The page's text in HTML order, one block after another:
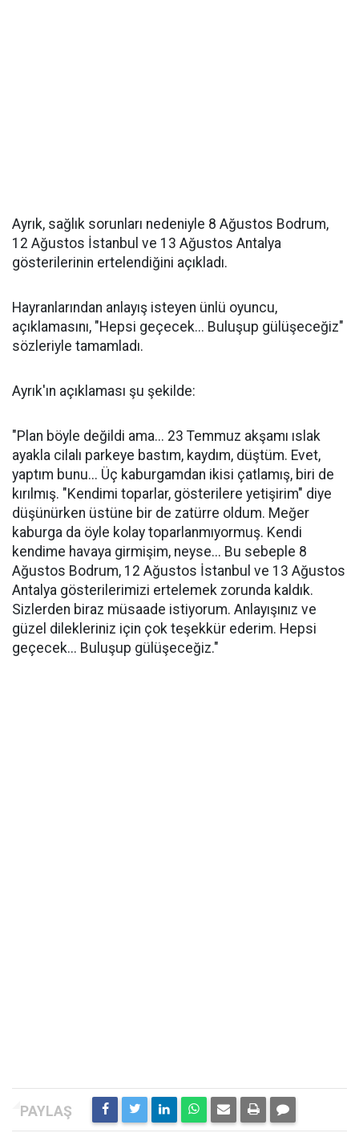
Ayrık, sağlık sorunları nedeniyle 8 Ağustos Bodrum,
12 Ağustos İstanbul ve 13 Ağustos Antalya
gösterilerinin ertelendiğini açıkladı.
Hayranlarından anlayış isteyen ünlü oyuncu,
açıklamasını, "Hepsi geçecek... Buluşup gülüşeceğiz"
sözleriyle tamamladı.
Ayrık'ın açıklaması şu şekilde:
"Plan böyle değildi ama... 23 Temmuz akşamı ıslak
ayakla cilalı parkeye bastım, kaydım, düştüm. Evet,
yaptım bunu... Üç kaburgamdan ikisi çatlamış, biri de
kırılmış. "Kendimi toparlar, gösterilere yetişirim" diye
düşünürken üstüne bir de zatürre oldum. Meğer
kaburga da öyle kolay toparlanmıyormuş. Kendi
kendime havaya girmişim, neyse... Bu sebeple 8
Ağustos Bodrum, 12 Ağustos İstanbul ve 13 Ağustos
Antalya gösterilerimizi ertelemek zorunda kaldık.
Sizlerden biraz müsaade istiyorum. Anlayışınız ve
güzel dilekleriniz için çok teşekkür ederim. Hepsi
geçecek... Buluşup gülüşeceğiz."